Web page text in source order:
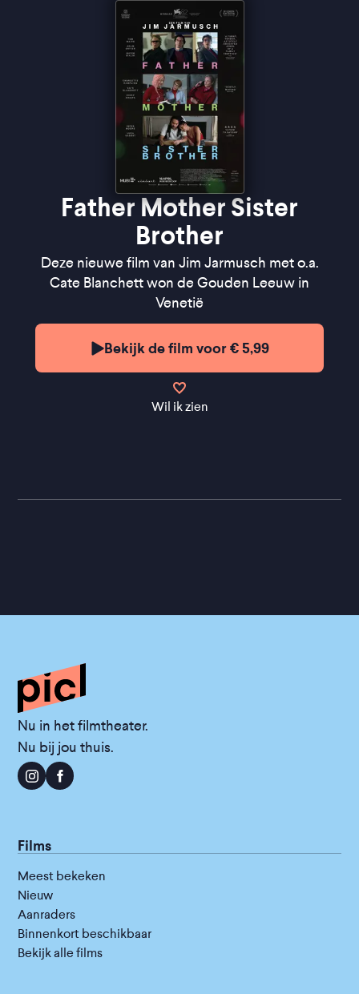
de Filmkrant
"A film to savour" ★★★★The Guardian
Father Mother Sister
Brother
Deze nieuwe film van Jim Jarmusch met o.a.
Cate Blanchett won de Gouden Leeuw in
Venetië
Bekijk de film voor € 5,99
Wil ik zien
Nu in het filmtheater.
Nu bij jou thuis.
Films
Meest bekeken
Nieuw
Aanraders
Binnenkort beschikbaar
Bekijk alle films